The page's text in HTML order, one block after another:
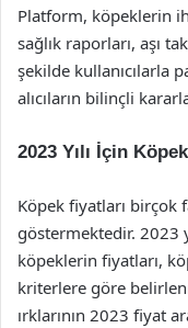
Platform, köpeklerin
sağlık raporları, aşı
şekilde kullanıcılarla
alıcıların bilinçli
2023 Yılı İçin
Köpek fiyatları birçok
göstermektedir. 2023
köpeklerin fiyatları,
kriterlere göre
ırklarının 2023 fiyat